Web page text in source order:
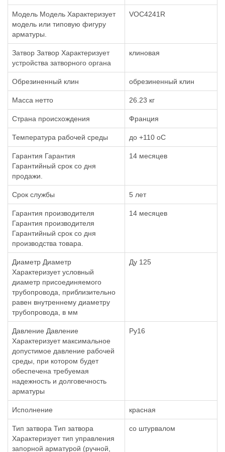
Модель Модель Характеризует
модель или типовую фигуру
арматуры.
VOC4241R
Затвор Затвор Характеризует
устройства затворного органа
клиновая
Обрезиненный клин обрезиненный клин
Масса нетто 26.23 кг
Страна происхождения Франция
Температура рабочей среды до +110 oC
Гарантия Гарантия
Гарантийный срок со дня
продажи.
14 месяцев
Срок службы 5 лет
Гарантия производителя
Гарантия производителя
Гарантийный срок со дня
производства товара.
14 месяцев
Диаметр Диаметр
Характеризует условный
диаметр присоединяемого
трубопровода, приблизительно
равен внутреннему диаметру
трубопровода, в мм
Ду 125
Давление Давление
Характеризует максимальное
допустимое давление рабочей
среды, при котором будет
обеспечена требуемая
надежность и долговечность
арматуры
Ру16
Исполнение красная
Тип затвора Тип затвора
Характеризует тип управления
запорной арматурой (ручной,
со штурвалом